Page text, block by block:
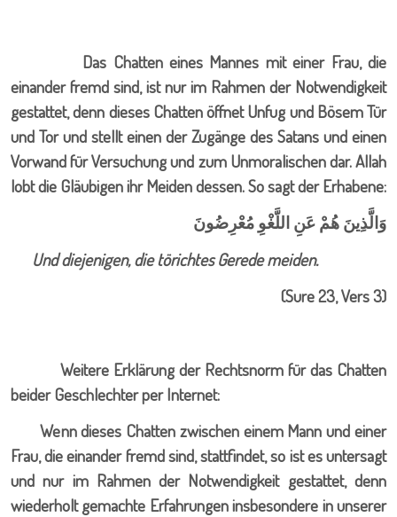
Das Chatten eines Mannes mit einer Frau, die
einander fremd sind, ist nur im Rahmen der Notwendigkeit
gestattet, denn dieses Chatten öffnet Unfug und Bösem Tür
und Tor und stellt einen der Zugänge des Satans und einen
Vorwand für Versuchung und zum Unmoralischen dar. Allah
lobt die Gläubigen ihr Meiden dessen. So sagt der Erhabene:
وَالَّذِينَ هُمْ عَنِ اللَّغْوِ مُعْرِضُونَ
Und diejenigen, die törichtes Gerede meiden.
(Sure 23, Vers 3)
Weitere Erklärung der Rechtsnorm für das Chatten
beider Geschlechter per Internet:
Wenn dieses Chatten zwischen einem Mann und einer
Frau, die einander fremd sind, stattfindet, so ist es untersagt
und nur im Rahmen der Notwendigkeit gestattet, denn
wiederholt gemachte Erfahrungen insbesondere in unserer